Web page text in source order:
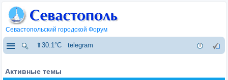
Севастопольский городской Форум
⇑30.1°C telegram
Активные темы